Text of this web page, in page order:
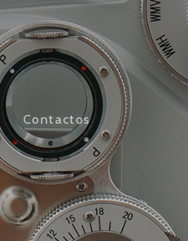
Contactos